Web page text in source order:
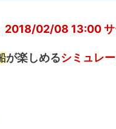
2018/02/08 13:00
が楽しめるシミュレ